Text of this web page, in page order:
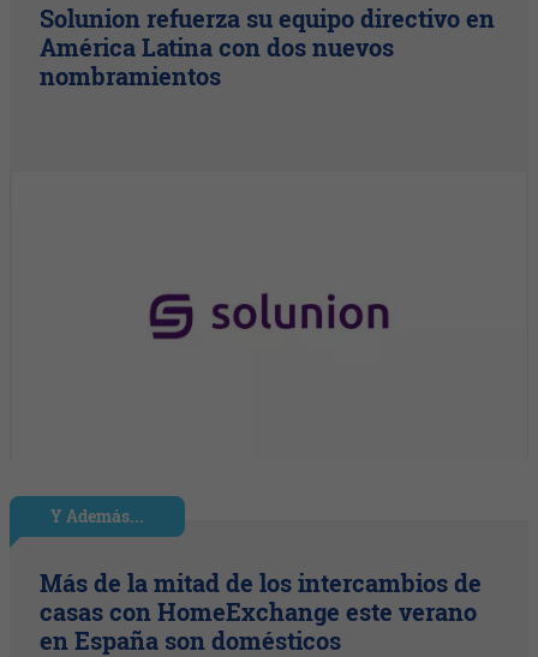
Solunion refuerza su equipo directivo en
América Latina con dos nuevos
nombramientos
Y Además...
Más de la mitad de los intercambios de
casas con HomeExchange este verano
en España son domésticos